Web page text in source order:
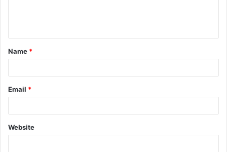
t
*
Name *
Email *
Website